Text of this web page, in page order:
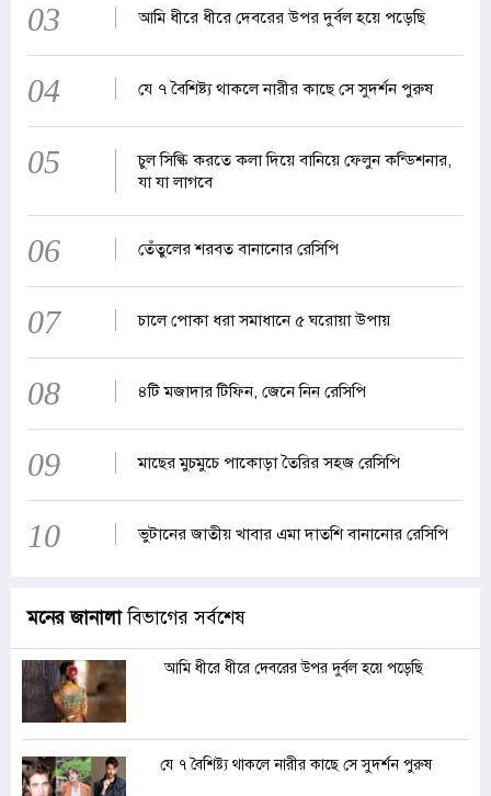
03 আমি ধীরে ধীরে দেবরের উপর দুর্বল হয়ে পড়েছি
04 যে ৭ বৈশিষ্ট্য থাকলে নারীর কাছে সে সুদর্শন পুরুষ
05
চুল সিল্কি করতে কলা দিয়ে বানিয়ে ফেলুন কন্ডিশনার,
যা যা লাগবে
06 তেঁতুলের শরবত বানানোর রেসিপি
07 চালে পোকা ধরা সমাধানে ৫ ঘরোয়া উপায়
08 ৪টি মজাদার টিফিন, জেনে নিন রেসিপি
09 মাছের মুচমুচে পাকোড়া তৈরির সহজ রেসিপি
10 ভুটানের জাতীয় খাবার এমা দাতশি বানানোর রেসিপি
মনের জানালাবিভাগের সর্বশেষ
আমি ধীরে ধীরে দেবরের উপর দুর্বল হয়ে পড়েছি
যে ৭ বৈশিষ্ট্য থাকলে নারীর কাছে সে সুদর্শন পুরুষ